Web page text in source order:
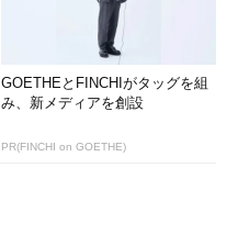
GOETHEとFINCHIがタッグを組
み、新メディアを創設
PR(FINCHI on GOETHE)